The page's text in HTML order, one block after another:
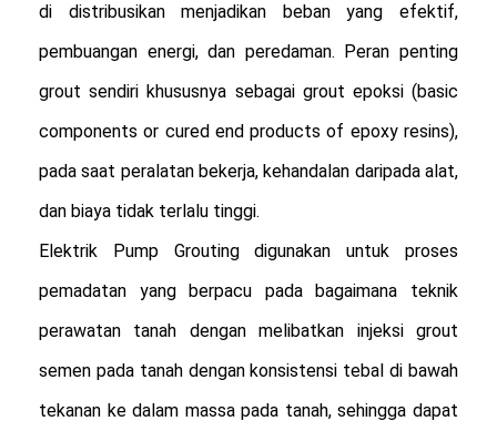
di distribusikan menjadikan beban yang efektif,
pembuangan energi, dan peredaman. Peran penting
grout sendiri khususnya sebagai grout epoksi (basic
components or cured end products of epoxy resins),
pada saat peralatan bekerja, kehandalan daripada alat,
dan biaya tidak terlalu tinggi.
Elektrik Pump Grouting digunakan untuk proses
pemadatan yang berpacu pada bagaimana teknik
perawatan tanah dengan melibatkan injeksi grout
semen pada tanah dengan konsistensi tebal di bawah
tekanan ke dalam massa pada tanah, sehingga dapat